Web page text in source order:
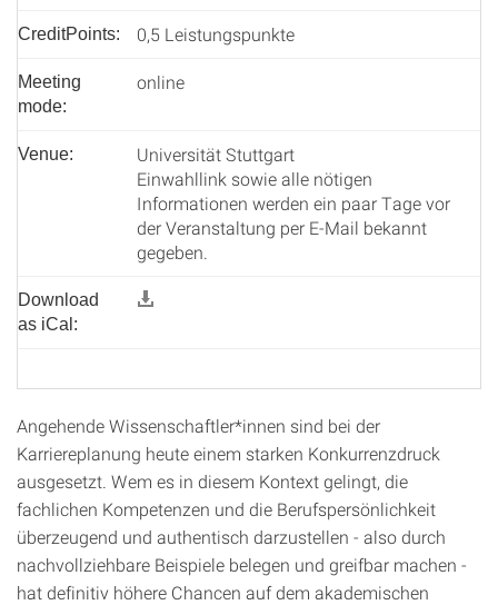
CreditPoints: 0,5 Leistungspunkte
Meeting
mode:
online
Venue:
Universität Stuttgart
Einwahllink sowie alle nötigen
Informationen werden ein paar Tage vor
der Veranstaltung per E-Mail bekannt
gegeben.
Download
as iCal:
Angehende Wissenschaftler*innen sind bei der
Karriereplanung heute einem starken Konkurrenzdruck
ausgesetzt. Wem es in diesem Kontext gelingt, die
fachlichen Kompetenzen und die Berufspersönlichkeit
überzeugend und authentisch darzustellen - also durch
nachvollziehbare Beispiele belegen und greifbar machen -
hat definitiv höhere Chancen auf dem akademischen